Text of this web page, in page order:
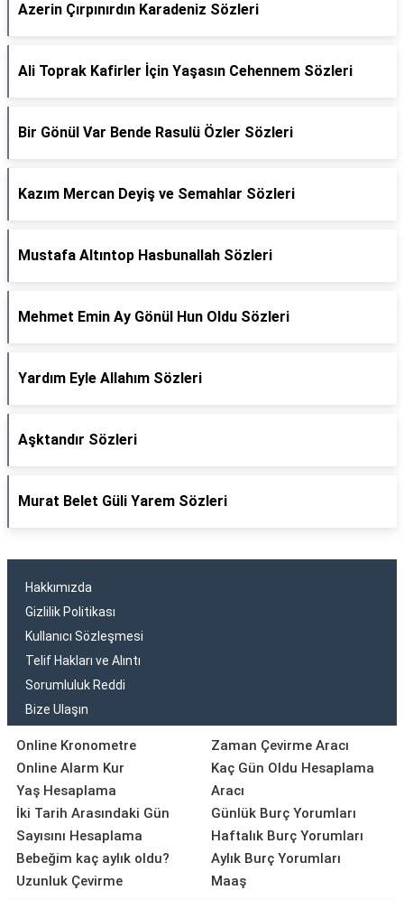
Azerin Çırpınırdın Karadeniz Sözleri
Ali Toprak Kafirler İçin Yaşasın Cehennem Sözleri
Bir Gönül Var Bende Rasulü Özler Sözleri
Kazım Mercan Deyiş ve Semahlar Sözleri
Mustafa Altıntop Hasbunallah Sözleri
Mehmet Emin Ay Gönül Hun Oldu Sözleri
Yardım Eyle Allahım Sözleri
Aşktandır Sözleri
Murat Belet Güli Yarem Sözleri
Hakkımızda
Gizlilik Politikası
Kullanıcı Sözleşmesi
Telif Hakları ve Alıntı
Sorumluluk Reddi
Bize Ulaşın
Online Kronometre
Online Alarm Kur
Yaş Hesaplama
İki Tarih Arasındaki Gün
Sayısını Hesaplama
Bebeğim kaç aylık oldu?
Uzunluk Çevirme
Zaman Çevirme Aracı
Kaç Gün Oldu Hesaplama
Aracı
Günlük Burç Yorumları
Haftalık Burç Yorumları
Aylık Burç Yorumları
Maaş